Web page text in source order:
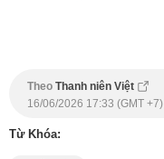
Theo Thanh niên Việt
16/06/2026 17:33 (GMT +7)
Từ Khóa: